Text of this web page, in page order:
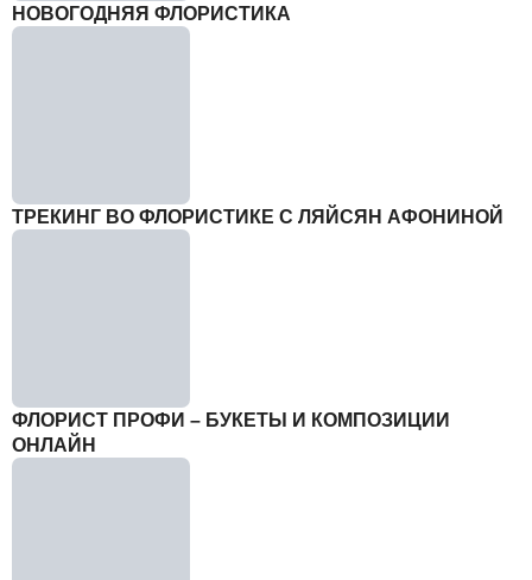
НОВОГОДНЯЯ ФЛОРИСТИКА
ТРЕКИНГ ВО ФЛОРИСТИКЕ С ЛЯЙСЯН АФОНИНОЙ
ФЛОРИСТ ПРОФИ – БУКЕТЫ И КОМПОЗИЦИИ
ОНЛАЙН